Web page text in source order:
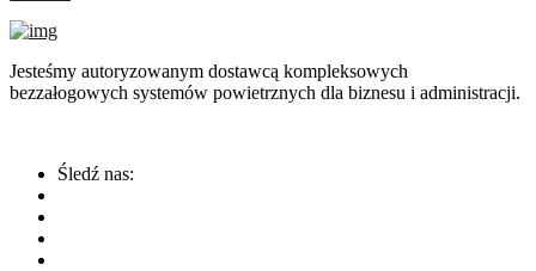
Jesteśmy autoryzowanym dostawcą kompleksowych
bezzałogowych systemów powietrznych dla biznesu i administracji.
Śledź nas: